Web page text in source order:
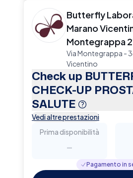
Butterfly
Marano
Montegrappa
Via Montegrappa -
Vicentino
Check up
CHECK-UP
SALUTE
Vedi altre prestazioni
Prima disponibilità
-
Pagamento in